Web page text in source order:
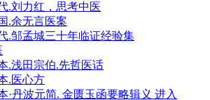
.刘力红，思考中医
.余无言医案
.邹孟城三十年临证经验集
.浅田宗伯.先哲医话
.医心方
·丹波元简. 金匮玉函要略辑义 进入